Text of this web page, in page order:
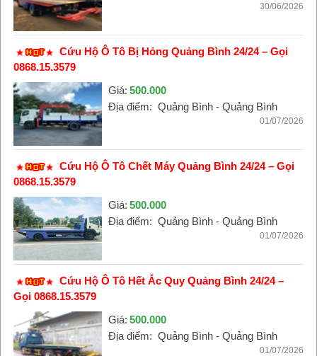
30/06/2026
Cứu Hộ Ô Tô Bị Hỏng Quảng Bình 24/24 – Gọi
0868.15.3579
Giá: 500.000
Địa điểm: Quảng Bình - Quảng Bình
01/07/2026
Cứu Hộ Ô Tô Chết Máy Quảng Bình 24/24 – Gọi
0868.15.3579
Giá: 500.000
Địa điểm: Quảng Bình - Quảng Bình
01/07/2026
Cứu Hộ Ô Tô Hết Ắc Quy Quảng Bình 24/24 –
Gọi 0868.15.3579
Giá: 500.000
Địa điểm: Quảng Bình - Quảng Bình
01/07/2026